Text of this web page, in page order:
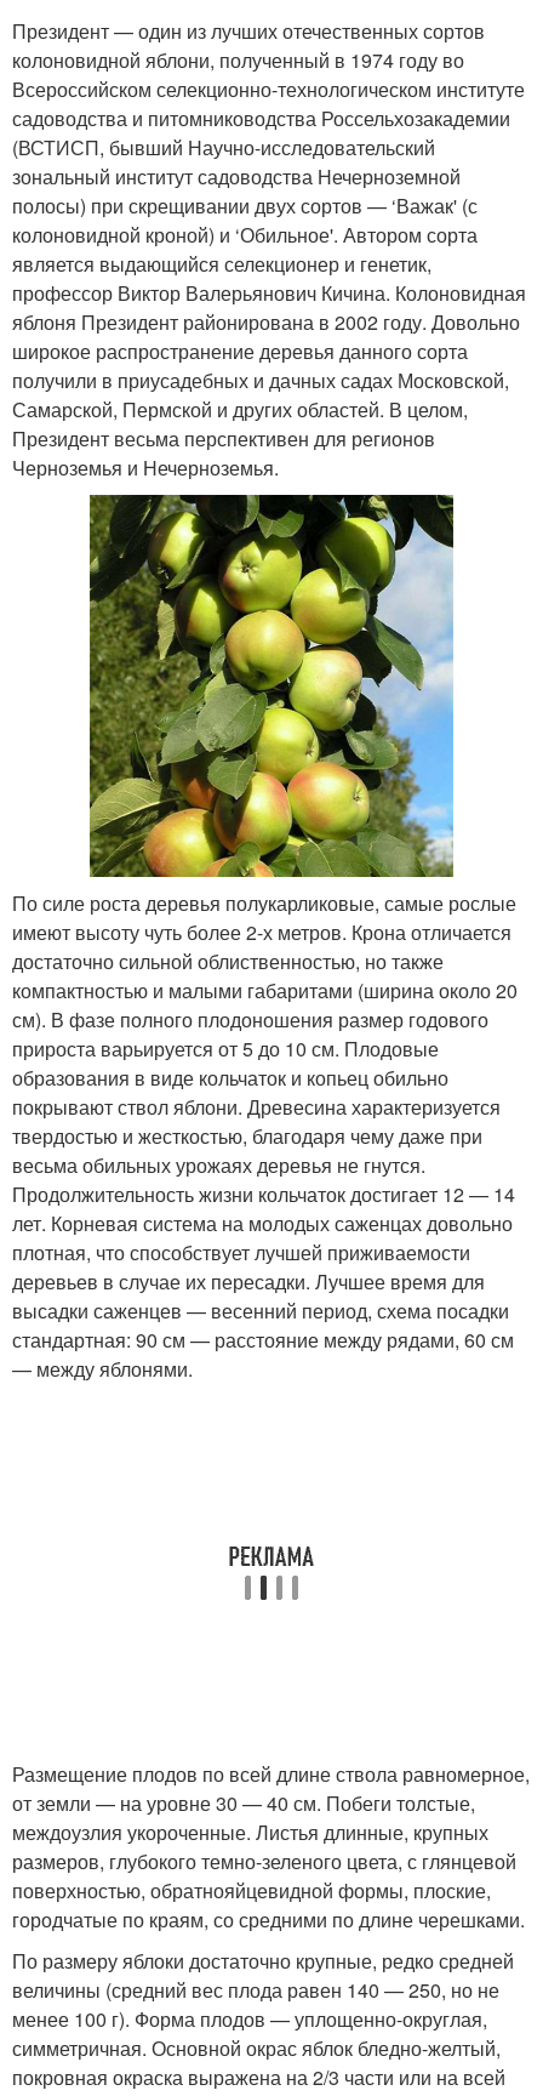
Президент — один из лучших отечественных сортов
колоновидной яблони, полученный в 1974 году во
Всероссийском селекционно-технологическом институте
садоводства и питомниководства Россельхозакадемии
(ВСТИСП, бывший Научно-исследовательский
зональный институт садоводства Нечерноземной
полосы) при скрещивании двух сортов — ‘Важак' (с
колоновидной кроной) и ‘Обильное'. Автором сорта
является выдающийся селекционер и генетик,
профессор Виктор Валерьянович Кичина. Колоновидная
яблоня Президент районирована в 2002 году. Довольно
широкое распространение деревья данного сорта
получили в приусадебных и дачных садах Московской,
Самарской, Пермской и других областей. В целом,
Президент весьма перспективен для регионов
Черноземья и Нечерноземья.
По силе роста деревья полукарликовые, самые рослые
имеют высоту чуть более 2-х метров. Крона отличается
достаточно сильной облиственностью, но также
компактностью и малыми габаритами (ширина около 20
см). В фазе полного плодоношения размер годового
прироста варьируется от 5 до 10 см. Плодовые
образования в виде кольчаток и копьец обильно
покрывают ствол яблони. Древесина характеризуется
твердостью и жесткостью, благодаря чему даже при
весьма обильных урожаях деревья не гнутся.
Продолжительность жизни кольчаток достигает 12 — 14
лет. Корневая система на молодых саженцах довольно
плотная, что способствует лучшей приживаемости
деревьев в случае их пересадки. Лучшее время для
высадки саженцев — весенний период, схема посадки
стандартная: 90 см — расстояние между рядами, 60 см
— между яблонями.
Размещение плодов по всей длине ствола равномерное,
от земли — на уровне 30 — 40 см. Побеги толстые,
междоузлия укороченные. Листья длинные, крупных
размеров, глубокого темно-зеленого цвета, с глянцевой
поверхностью, обратнояйцевидной формы, плоские,
городчатые по краям, со средними по длине черешками.
По размеру яблоки достаточно крупные, редко средней
величины (средний вес плода равен 140 — 250, но не
менее 100 г). Форма плодов — уплощенно-округлая,
симметричная. Основной окрас яблок бледно-желтый,
покровная окраска выражена на 2/3 части или на всей